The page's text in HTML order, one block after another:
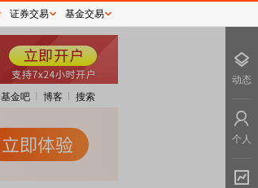
基金吧 博客 搜索
证券交易 基金交易
动态
个人